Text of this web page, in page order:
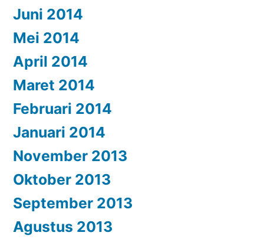
Juni 2014
Mei 2014
April 2014
Maret 2014
Februari 2014
Januari 2014
November 2013
Oktober 2013
September 2013
Agustus 2013